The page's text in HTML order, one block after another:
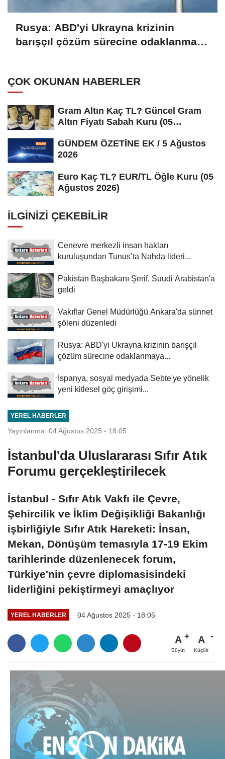
Rusya: ABD'yi Ukrayna krizinin
barışçıl çözüm sürecine odaklanmaya
ÇOK OKUNAN HABERLER
Gram Altın Kaç TL? Güncel Gram
Altın Fiyatı Sabah Kuru (05
GÜNDEM ÖZETİNE EK / 5 Ağustos
2026
Euro Kaç TL? EUR/TL Öğle Kuru (05
Ağustos 2026)
İLGINIZI ÇEKEBILIR
Cenevre merkezli insan hakları
kuruluşundan Tunus’ta Nahda lideri...
Pakistan Başbakanı Şerif, Suudi Arabistan'a
geldi
Vakıflar Genel Müdürlüğü Ankara'da sünnet
şöleni düzenledi
Rusya: ABD'yi Ukrayna krizinin barışçıl
çözüm sürecine odaklanmaya...
İspanya, sosyal medyada Sebte'ye yönelik
yeni kitlesel göç girişimi...
YEREL HABERLER
Yayınlanma: 04 Ağustos 2025 - 18:05
İstanbul'da Uluslararası Sıfır Atık
Forumu gerçekleştirilecek
İstanbul - Sıfır Atık Vakfı ile Çevre,
Şehircilik ve İklim Değişikliği Bakanlığı
işbirliğiyle Sıfır Atık Hareketi: İnsan,
Mekan, Dönüşüm temasıyla 17-19 Ekim
tarihlerinde düzenlenecek forum,
Türkiye'nin çevre diplomasisindeki
liderliğini pekiştirmeyi amaçlıyor
YEREL HABERLER 04 Ağustos 2025 - 18:05
A
Büyüt
A
Küçült